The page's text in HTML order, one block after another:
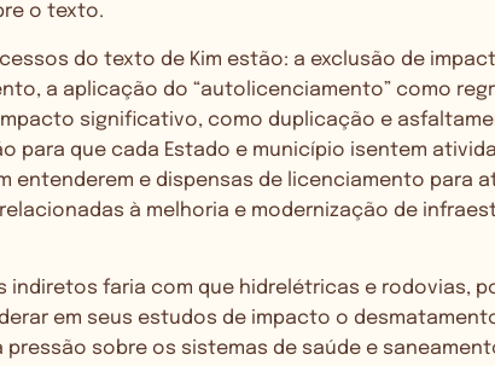
o texto.
do texto de Kim estão: a exclusão de
a aplicação do “autolicenciamento” como
significativo, como duplicação e
para que cada Estado e município isentem
entenderem e dispensas de licenciamento para
à melhoria e modernização de
indiretos faria com que hidrelétricas e rodovias,
em seus estudos de impacto o
pressão sobre os sistemas de saúde e